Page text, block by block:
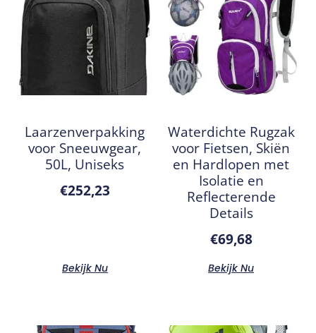
Laarzenverpakking
voor Sneeuwgear,
50L, Uniseks
€252,23
Bekijk Nu
Waterdichte Rugzak
voor Fietsen, Skiën
en Hardlopen met
Isolatie en
Reflecterende
Details
€69,68
Bekijk Nu